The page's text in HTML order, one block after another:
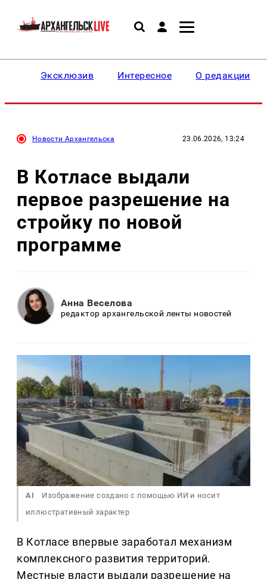
Эксклюзив Интересное О редакции
Новости Архангельска 23.06.2026, 13:24
В Котласе выдали
первое разрешение на
стройку по новой
программе
Анна Веселова
редактор архангельской ленты новостей
AI
Изображение создано с помощью ИИ и носит
иллюстративный характер
В Котласе впервые заработал механизм
комплексного развития территорий.
Местные власти выдали разрешение на